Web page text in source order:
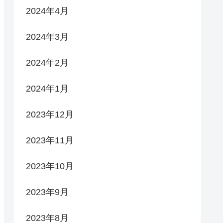
2024年4月
2024年3月
2024年2月
2024年1月
2023年12月
2023年11月
2023年10月
2023年9月
2023年8月